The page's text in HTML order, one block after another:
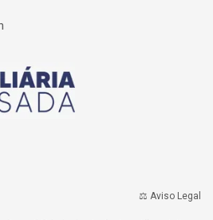
⚖️ Aviso Legal